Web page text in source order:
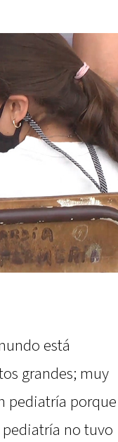
está
grandes; muy
pediatría porque
no tuvo